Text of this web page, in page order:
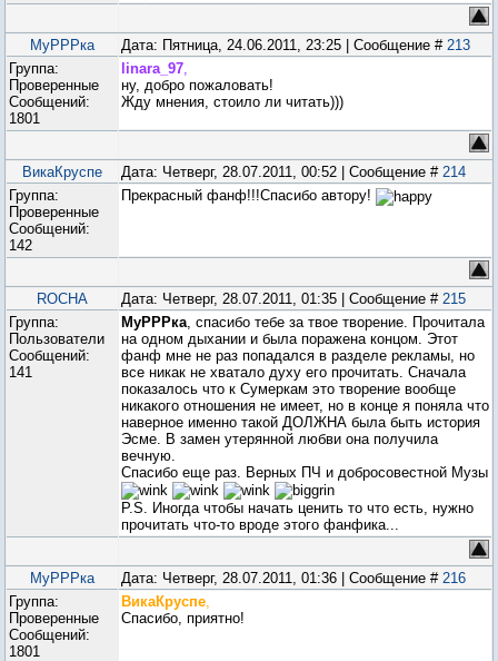
МуРРРка Дата: Пятница, 24.06.2011, 23:25 | Сообщение # 213
Группа:
Проверенные
Сообщений:
1801
linara_97,
ну, добро пожаловать!
Жду мнения, стоило ли читать)))
ВикаКруспе Дата: Четверг, 28.07.2011, 00:52 | Сообщение # 214
Группа:
Проверенные
Сообщений:
142
Прекрасный фанф!!!Спасибо автору!
ROCHA Дата: Четверг, 28.07.2011, 01:35 | Сообщение # 215
Группа:
Пользователи
Сообщений:
141
МуРРРка, спасибо тебе за твое творение. Прочитала
на одном дыхании и была поражена концом. Этот
фанф мне не раз попадался в разделе рекламы, но
все никак не хватало духу его прочитать. Сначала
показалось что к Сумеркам это творение вообще
никакого отношения не имеет, но в конце я поняла что
наверное именно такой ДОЛЖНА была быть история
Эсме. В замен утерянной любви она получила
вечную.
Спасибо еще раз. Верных ПЧ и добросовестной Музы
P.S. Иногда чтобы начать ценить то что есть, нужно
прочитать что-то вроде этого фанфика...
МуРРРка Дата: Четверг, 28.07.2011, 01:36 | Сообщение # 216
Группа:
Проверенные
Сообщений:
1801
ВикаКруспе,
Спасибо, приятно!